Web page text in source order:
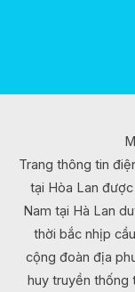
Trang thông tin
tại Hòa Lan
Nam tại Hà Lan
thời bắc nhịp
cộng đoàn địa
huy truyền thống